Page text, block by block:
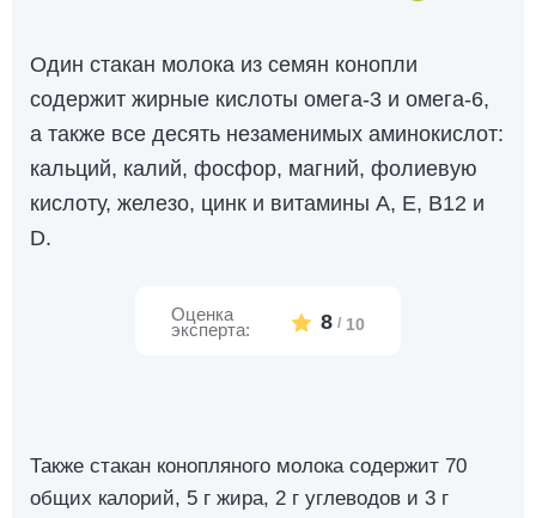
Один стакан молока из семян конопли
содержит жирные кислоты омега-3 и омега-6,
а также все десять незаменимых аминокислот:
кальций, калий, фосфор, магний, фолиевую
кислоту, железо, цинк и витамины A, E, B12 и
D.
Оценка
эксперта: 8 / 10
Также стакан конопляного молока содержит 70
общих калорий, 5 г жира, 2 г углеводов и 3 г